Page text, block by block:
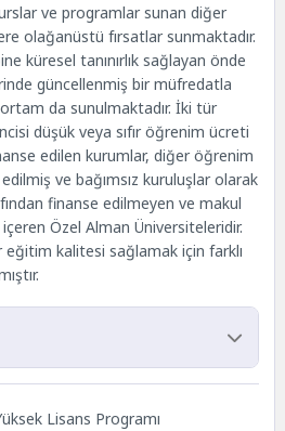
ve programlar sunan diğer
olağanüstü fırsatlar sunmaktadır.
küresel tanınırlık sağlayan önde
güncellenmiş bir müfredatla
da sunulmaktadır. İki tür
düşük veya sıfır öğrenim ücreti
edilen kurumlar, diğer öğrenim
ve bağımsız kuruluşlar olarak
finanse edilmeyen ve makul
Özel Alman Üniversiteleridir.
eğitim kalitesi sağlamak için farklı
Yüksek Lisans Programları